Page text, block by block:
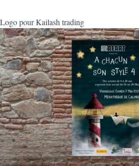
Logo pour Kailash trading